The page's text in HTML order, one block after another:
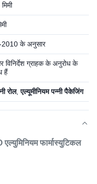
2010 के अनुसार
ग्राहक के अनुरोध के
हैं
रोल,एल्यूमीनियम पन्नी पैकेजिंग
फार्मास्युटिकल